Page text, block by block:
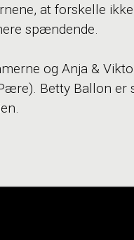
at forskelle
spændende.
og Anja &
Betty Ballon er